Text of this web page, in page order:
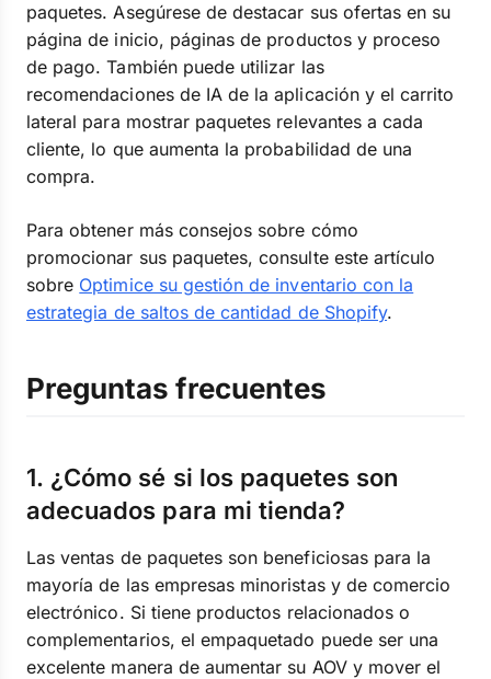
paquetes. Asegúrese de destacar sus ofertas en su
página de inicio, páginas de productos y proceso
de pago. También puede utilizar las
recomendaciones de IA de la aplicación y el carrito
lateral para mostrar paquetes relevantes a cada
cliente, lo que aumenta la probabilidad de una
compra.
Para obtener más consejos sobre cómo
promocionar sus paquetes, consulte este artículo
sobre Optimice su gestión de inventario con la
estrategia de saltos de cantidad de Shopify.
Preguntas frecuentes
1. ¿Cómo sé si los paquetes son
adecuados para mi tienda?
Las ventas de paquetes son beneficiosas para la
mayoría de las empresas minoristas y de comercio
electrónico. Si tiene productos relacionados o
complementarios, el empaquetado puede ser una
excelente manera de aumentar su AOV y mover el